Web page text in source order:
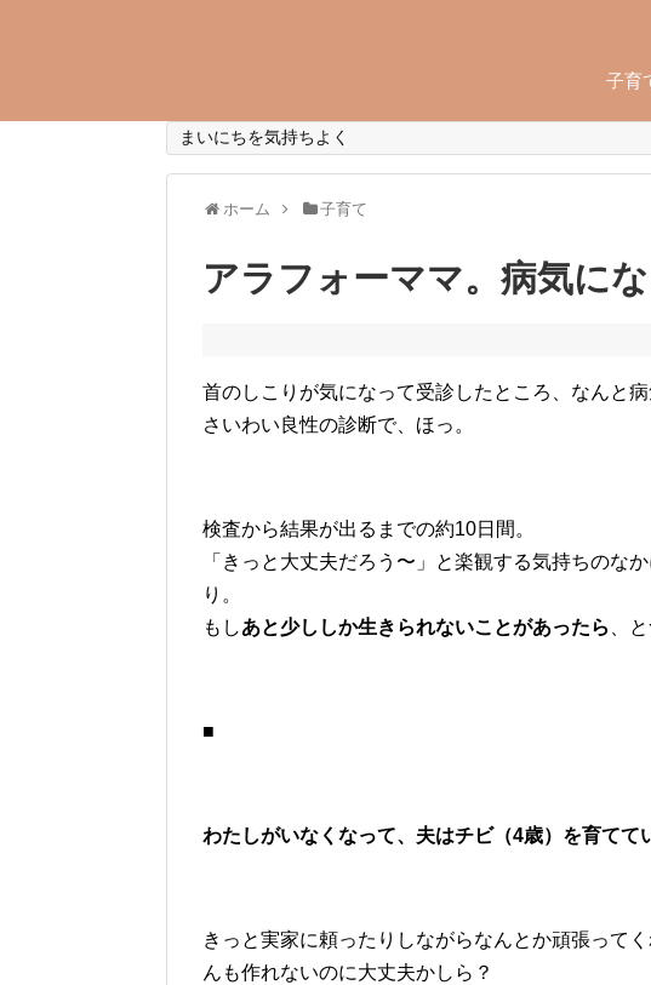
子育
まいにちを気持ちよく
ホーム 子育て
アラフォーママ。病気に
首のしこりが気になって受診したところ、なんと病
さいわい良性の診断で、ほっ。
検査から結果が出るまでの約10日間。
「きっと大丈夫だろう〜」と楽観する気持ちのな
り。
もしあと少ししか生きられないことがあったら 、
■
わたしがいなくなって、夫はチビ（4歳）を育てて
きっと実家に頼ったりしながらなんとか頑張って
んも作れないのに大丈夫かしら？